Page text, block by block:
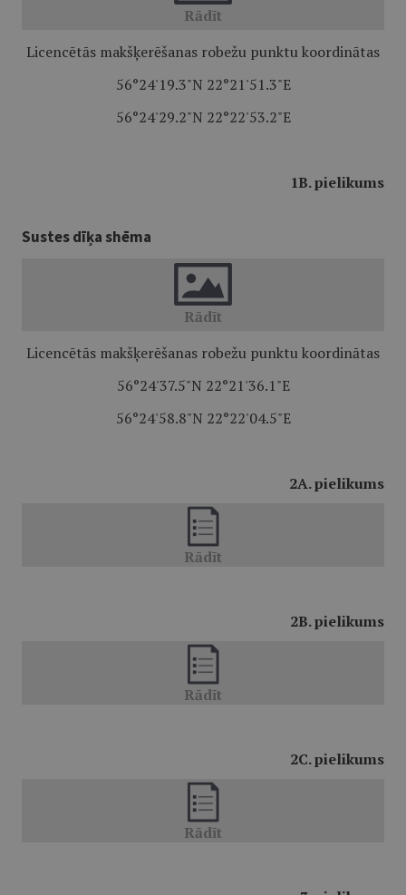
Licencētās makšķerēšanas robežu punktu koordinātas
56°24'19.3"N 22°21'51.3"E
56°24'29.2"N 22°22'53.2"E
1B. pielikums
Sustes dīķa shēma
Licencētās makšķerēšanas robežu punktu koordinātas
56°24'37.5"N 22°21'36.1"E
56°24'58.8"N 22°22'04.5"E
2A. pielikums
2B. pielikums
2C. pielikums